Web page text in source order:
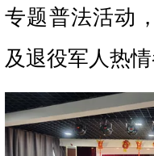
专题普法活动
及退役军人热情